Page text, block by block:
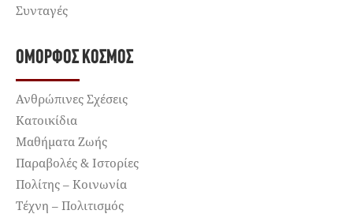
Συνταγές
ΌΜΟΡΦΟΣ ΚΌΣΜΟΣ
Ανθρώπινες Σχέσεις
Κατοικίδια
Μαθήματα Ζωής
Παραβολές & Ιστορίες
Πολίτης – Κοινωνία
Τέχνη – Πολιτισμός